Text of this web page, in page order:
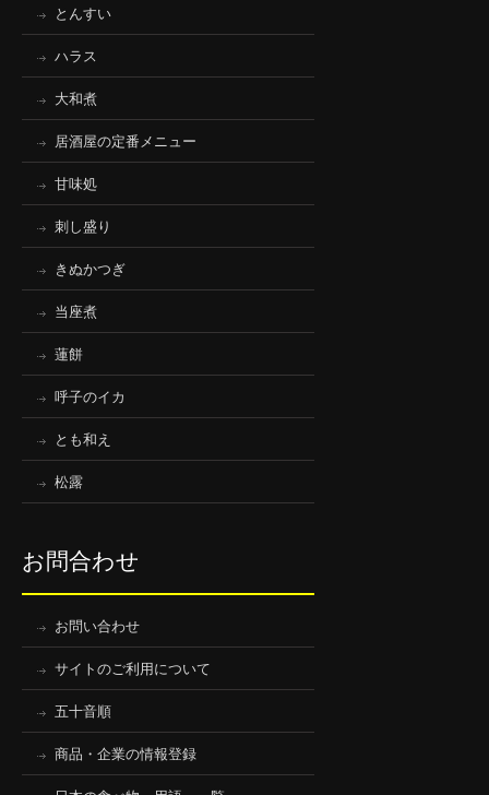
とんすい
ハラス
大和煮
居酒屋の定番メニュー
甘味処
刺し盛り
きぬかつぎ
当座煮
蓮餅
呼子のイカ
とも和え
松露
お問合わせ
お問い合わせ
サイトのご利用について
五十音順
商品・企業の情報登録